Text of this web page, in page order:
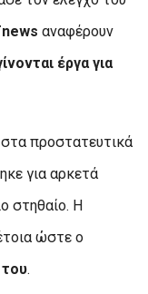
αναφέρουν
έργα για
προστατευτικά
για αρκετά
στηθαίο. Η
ώστε ο
του.